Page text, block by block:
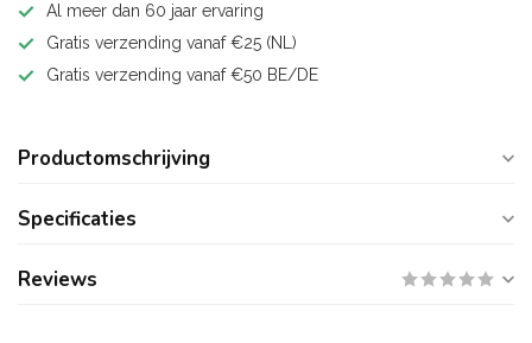
Al meer dan 60 jaar ervaring
Gratis verzending vanaf €25 (NL)
Gratis verzending vanaf €50 BE/DE
Productomschrijving
Specificaties
Reviews